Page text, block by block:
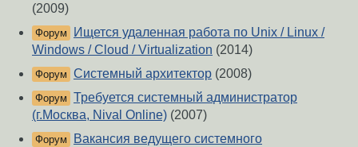
(2009)
Форум
Ищется удаленная работа по Unix / Linux /
Windows / Cloud / Virtualization (2014)
Форум Системный архитектор (2008)
Форум Требуется системный администратор
(г.Москва, Nival Online) (2007)
Форум Вакансия ведущего системного